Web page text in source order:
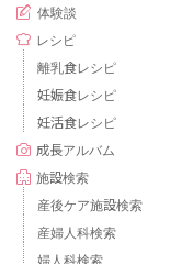
体験談
レシピ
離乳食レシピ
妊娠食レシピ
妊活食レシピ
成長アルバム
施設検索
産後ケア施設検索
産婦人科検索
婦人科検索